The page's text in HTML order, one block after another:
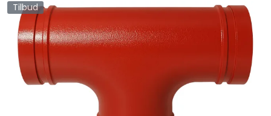
Tilbud
Nyttige verktøy
Kontakt oss